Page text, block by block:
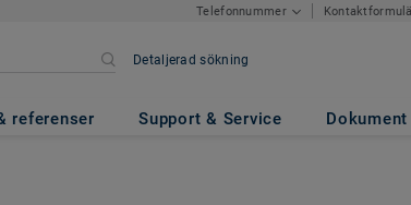
Telefonnummer
Detaljerad sökning
referenser Support & Service Dokument